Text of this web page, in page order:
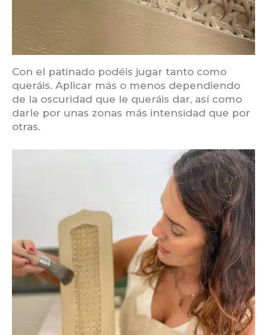
Con el patinado podéis jugar tanto como
queráis. Aplicar más o menos dependiendo
de la oscuridad que le queráis dar, así como
darle por unas zonas más intensidad que por
otras.